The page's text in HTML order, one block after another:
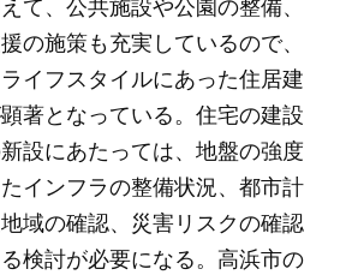
て、公共施設や公園の整備、
の施策も充実しているので、
イフスタイルにあった住居建
著となっている。住宅の建設
設にあたっては、地盤の強度
インフラの整備状況、都市計
域の確認、災害リスクの確認
検討が必要になる。高浜市の